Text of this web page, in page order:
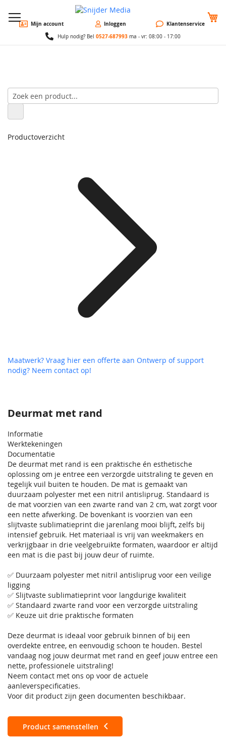
Mijn account Inloggen Klantenservice
Hulp nodig? Bel 0527-687993 ma - vr: 08:00 - 17:00
Deurmat met rand
Informatie
Werktekeningen
Documentatie
De deurmat met rand is een praktische én esthetische
oplossing om je entree een verzorgde uitstraling te geven en
tegelijk vuil buiten te houden. De mat is gemaakt van
duurzaam polyester met een nitril antisliprug. Standaard is
de mat voorzien van een zwarte rand van 2 cm, wat zorgt voor
een nette afwerking. De bovenkant is voorzien van een
slijtvaste sublimatieprint die jarenlang mooi blijft, zelfs bij
intensief gebruik. Het materiaal is vrij van weekmakers en
verkrijgbaar in drie veelgebruikte formaten, waardoor er altijd
een mat is die past bij jouw deur of ruimte.
✅ Duurzaam polyester met nitril antisliprug voor een veilige
ligging
✅ Slijtvaste sublimatieprint voor langdurige kwaliteit
✅ Standaard zwarte rand voor een verzorgde uitstraling
✅ Keuze uit drie praktische formaten
Deze deurmat is ideaal voor gebruik binnen of bij een
overdekte entree, en eenvoudig schoon te houden. Bestel
vandaag nog jouw deurmat met rand en geef jouw entree een
nette, professionele uitstraling!
Neem contact met ons op voor de actuele
aanleverspecificaties.
Voor dit product zijn geen documenten beschikbaar.
Product samenstellen
Productoverzicht
Maatwerk? Vraag hier een offerte aan Ontwerp of support
nodig? Neem contact op!